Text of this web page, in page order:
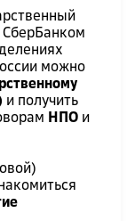
можно
и получить
НПО и